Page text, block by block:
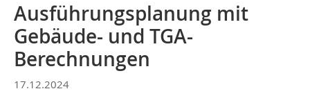
Ausführungsplanung mit
Gebäude- und TGA-
Berechnungen
17.12.2024